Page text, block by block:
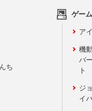
ち
ゲー
ア
機
バ
ト
ジ
イ